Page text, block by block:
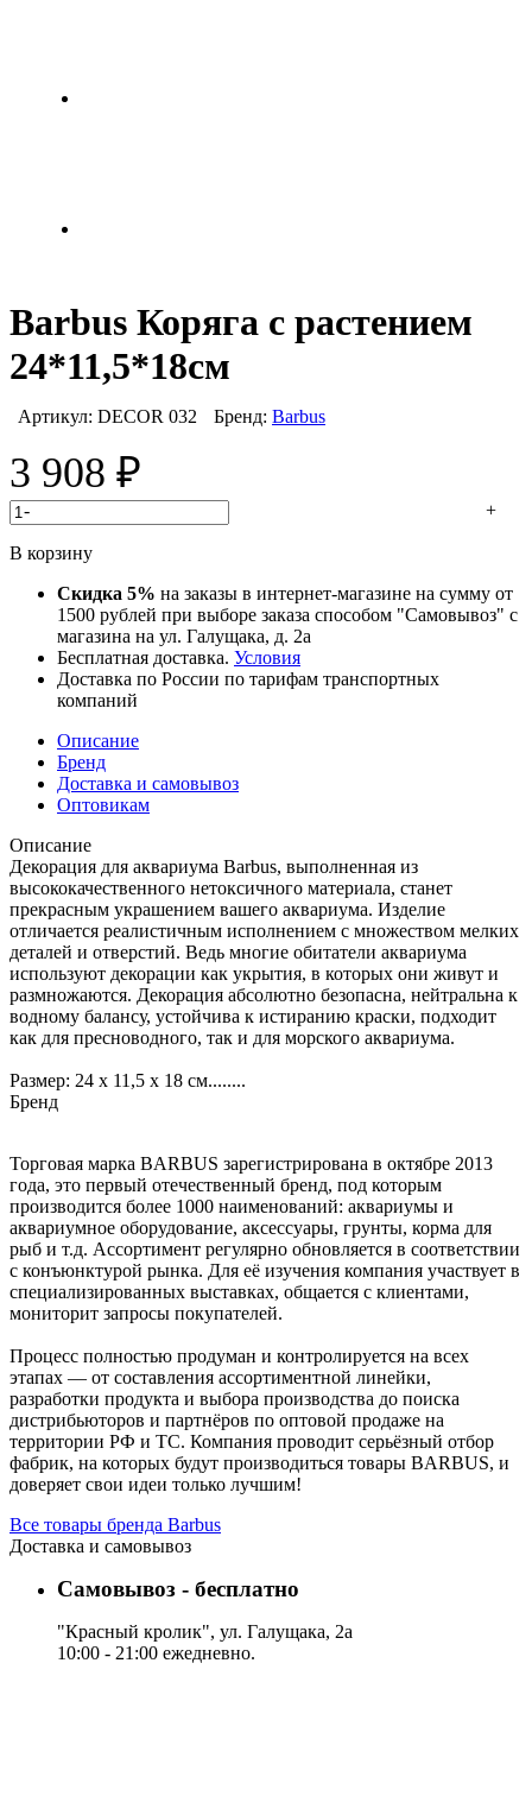
Barbus Коряга с растением
24*11,5*18см
Артикул: DECOR 032 Бренд: Barbus
3 908 ₽
- +
В корзину
Скидка 5% на заказы в интернет-магазине на сумму от
1500 рублей при выборе заказа способом "Самовывоз" с
магазина на ул. Галущака, д. 2а
Бесплатная доставка. Условия
Доставка по России по тарифам транспортных
компаний
Описание
Бренд
Доставка и самовывоз
Оптовикам
Описание
Декорация для аквариума Barbus, выполненная из
высококачественного нетоксичного материала, станет
прекрасным украшением вашего аквариума. Изделие
отличается реалистичным исполнением с множеством мелких
деталей и отверстий. Ведь многие обитатели аквариума
используют декорации как укрытия, в которых они живут и
размножаются. Декорация абсолютно безопасна, нейтральна к
водному балансу, устойчива к истиранию краски, подходит
как для пресноводного, так и для морского аквариума.
Размер: 24 х 11,5 х 18 см........
Бренд
Торговая марка BARBUS зарегистрирована в октябре 2013
года, это первый отечественный бренд, под которым
производится более 1000 наименований: аквариумы и
аквариумное оборудование, аксессуары, грунты, корма для
рыб и т.д. Ассортимент регулярно обновляется в соответствии
с конъюнктурой рынка. Для её изучения компания участвует в
специализированных выставках, общается с клиентами,
мониторит запросы покупателей.
Процесс полностью продуман и контролируется на всех
этапах — от составления ассортиментной линейки,
разработки продукта и выбора производства до поиска
дистрибьюторов и партнёров по оптовой продаже на
территории РФ и ТС. Компания проводит серьёзный отбор
фабрик, на которых будут производиться товары BARBUS, и
доверяет свои идеи только лучшим!
Все товары бренда Barbus
Доставка и самовывоз
Самовывоз - бесплатно
"Красный кролик", ул. Галущака, 2а
10:00 - 21:00 ежедневно.